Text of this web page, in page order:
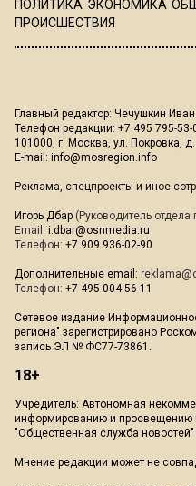
ПОЛИТИКА ЭКОНОМИКА
ПРОИСШЕСТВИЯ
Главный редактор: Чечушкин
Телефон редакции: +7 495 795-53-
101000, г. Москва, ул. Покровка,
E-mail: info@mosregion.info
Реклама, спецпроекты и иное
Игорь Дбар (Руководитель отдела
Email: i.dbar@osnmedia.ru
Телефон: +7 909 936-02-90
Дополнительные email:
Телефон: +7 495 004-56-11
Сетевое издание
региона" зарегистрировано
запись ЭЛ № ФС77-73861.
18+
Учредитель: Автономная
информированию и просвещению
"Общественная служба
Мнение редакции может не